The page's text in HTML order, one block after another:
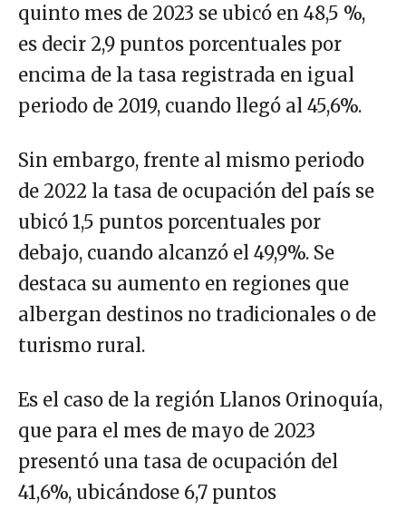
quinto mes de 2023 se ubicó en 48,5 %,
es decir 2,9 puntos porcentuales por
encima de la tasa registrada en igual
periodo de 2019, cuando llegó al 45,6%.
Sin embargo, frente al mismo periodo
de 2022 la tasa de ocupación del país se
ubicó 1,5 puntos porcentuales por
debajo, cuando alcanzó el 49,9%. Se
destaca su aumento en regiones que
albergan destinos no tradicionales o de
turismo rural.
Es el caso de la región Llanos Orinoquía,
que para el mes de mayo de 2023
presentó una tasa de ocupación del
41,6%, ubicándose 6,7 puntos